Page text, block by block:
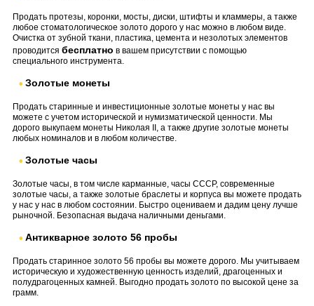
Продать протезы, коронки, мосты, диски, штифты и кламмеры, а также
любое стоматологическое золото дорого у нас можно в любом виде.
Очистка от зубной ткани, пластика, цемента и незолотых элементов
проводится бесплатно в вашем присутствии с помощью
специального инструмента.
Золотые монеты
Продать старинные и инвестиционные золотые монеты у нас вы
можете с учетом исторической и нумизматической ценности. Мы
дорого выкупаем монеты Николая II, а также другие золотые монеты
любых номиналов и в любом количестве.
Золотые часы
Золотые часы, в том числе карманные, часы СССР, современные
золотые часы, а также золотые браслеты и корпуса вы можете продать
у нас у нас в любом состоянии. Быстро оцениваем и дадим цену лучше
рыночной. Безопасная выдача наличными деньгами.
Антикварное золото 56 пробы
Продать старинное золото 56 пробы вы можете дорого. Мы учитываем
историческую и художественную ценность изделий, драгоценных и
полудрагоценных камней. Выгодно продать золото по высокой цене за
грамм.